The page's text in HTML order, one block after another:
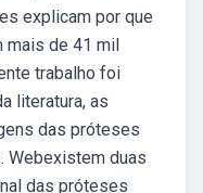
explicam por que
mais de 41 mil
trabalho foi
literatura, as
das próteses
Webexistem duas
das próteses